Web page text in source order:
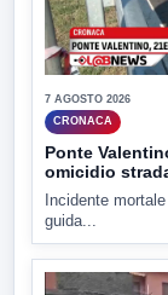
7 AGOSTO 2026
CRONACA
Ponte
omicidio
Incidente
guida...